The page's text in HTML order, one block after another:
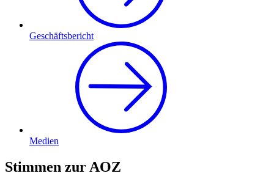
Geschäftsbericht
Medien
Stimmen zur AOZ